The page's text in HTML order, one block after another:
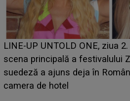
Ce a dezvăluit noua
luat prin surprindere pe
BĂIATUL VIZAT de
faptului împlinit, A